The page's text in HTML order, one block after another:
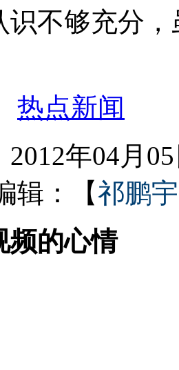
片面不公正
翻车
识不够充分
热点新闻
年04月
辑：【祁鹏宇
频的心情